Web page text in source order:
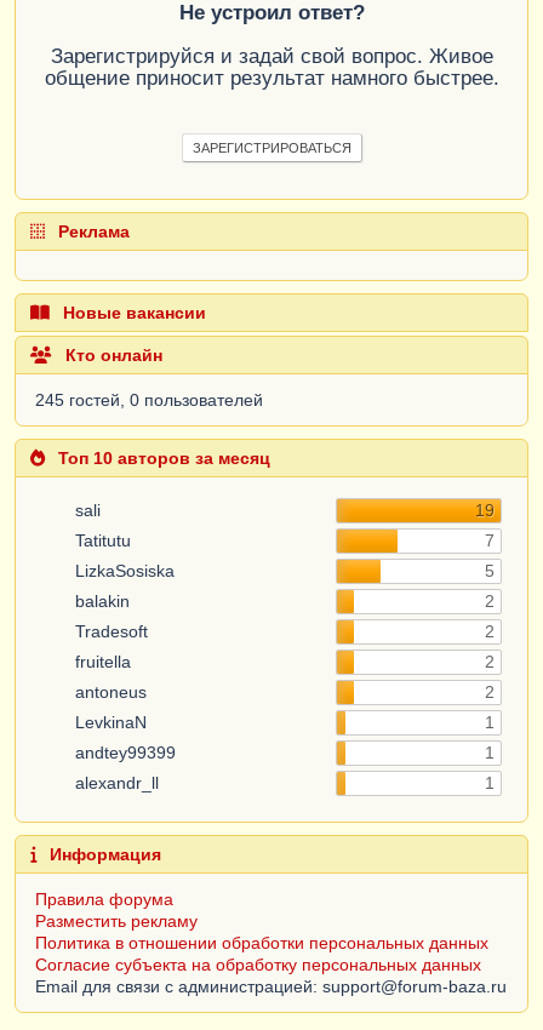
Не устроил ответ?
Зарегистрируйся и задай свой вопрос. Живое
общение приносит результат намного быстрее.
ЗАРЕГИСТРИРОВАТЬСЯ
Реклама
Новые вакансии
Кто онлайн
245 гостей, 0 пользователей
Топ 10 авторов за месяц
sali
19
Tatitutu
7
LizkaSosiska
5
balakin
2
Tradesoft
2
fruitella
2
antoneus
2
LevkinaN
1
andtey99399
1
alexandr_ll
1
Информация
Правила форума
Разместить рекламу
Политика в отношении обработки персональных данных
Согласие субъекта на обработку персональных данных
Email для связи с администрацией: